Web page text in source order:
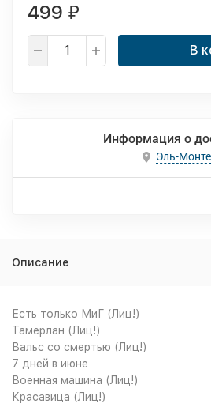
499 ₽
В
Информация о
Эль-Монте
Описание
Есть только МиГ (Лиц!)
Тамерлан (Лиц!)
Вальс со смертью (Лиц!)
7 дней в июне
Военная машина (Лиц!)
Красавица (Лиц!)